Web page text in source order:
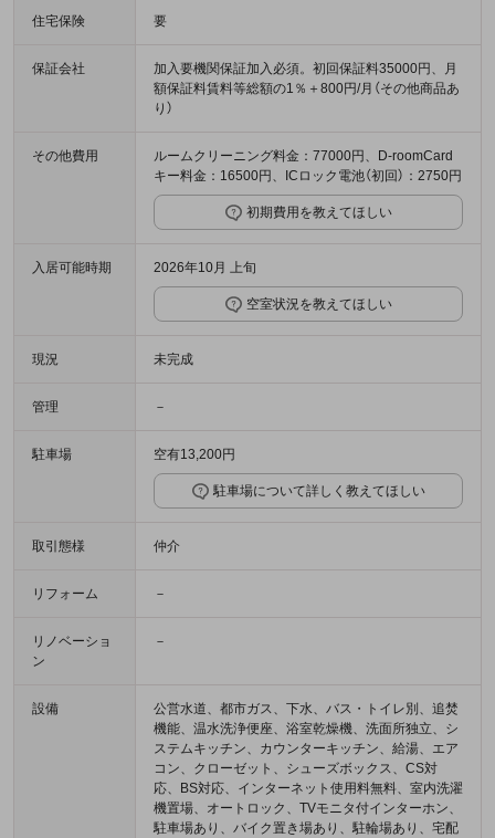
住宅保険 要
保証会社
加入要機関保証加入必須。初回保証料35000円、月
額保証料賃料等総額の1％＋800円/月（その他商品あ
り）
その他費用
ルームクリーニング料金：77000円、D-roomCard
キー料金：16500円、ICロック電池（初回）：2750円
初期費用を教えてほしい
入居可能時期 2026年10月 上旬
空室状況を教えてほしい
現況 未完成
管理 －
駐車場 空有13,200円
駐車場について詳しく教えてほしい
取引態様 仲介
リフォーム －
リノベーショ
ン
－
設備
公営水道、都市ガス、下水、バス・トイレ別、追焚
機能、温水洗浄便座、浴室乾燥機、洗面所独立、シ
ステムキッチン、カウンターキッチン、給湯、エア
コン、クローゼット、シューズボックス、CS対
応、BS対応、インターネット使用料無料、室内洗濯
機置場、オートロック、TVモニタ付インターホン、
駐車場あり、バイク置き場あり、駐輪場あり、宅配